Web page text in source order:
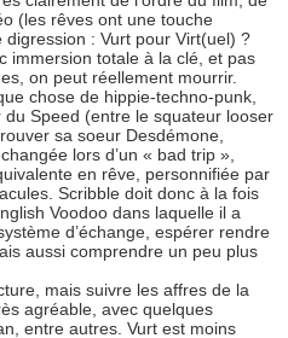
(les rêves ont une touche
: Vurt pour Virt(uel) ?
immersion totale à la clé, et pas
on peut réellement mourrir.
chose de hippie-techno-punk,
Speed (entre le squateur looser
sa soeur Desdémone,
lors d’un « bad trip »,
en rêve, personnifiée par
Scribble doit donc à la fois
Voodoo dans laquelle il a
d’échange, espérer rendre
aussi comprendre un peu plus
mais suivre les affres de la
agréable, avec quelques
entre autres. Vurt est moins